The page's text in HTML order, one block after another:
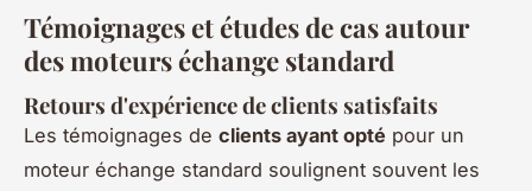
Témoignages et études de cas autour
des moteurs échange standard
Retours d'expérience de clients satisfaits
Les témoignages de clients ayant opté pour un
moteur échange standard soulignent souvent les